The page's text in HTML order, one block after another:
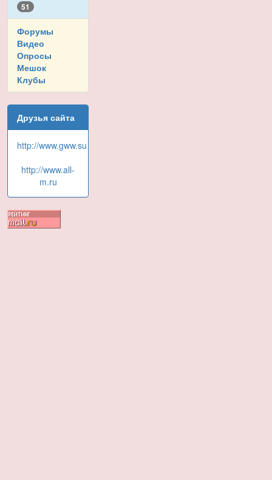
51
Форумы
Видео
Опросы
Мешок
Клубы
Друзья сайта
http://www.gww.su
http://www.all-
m.ru